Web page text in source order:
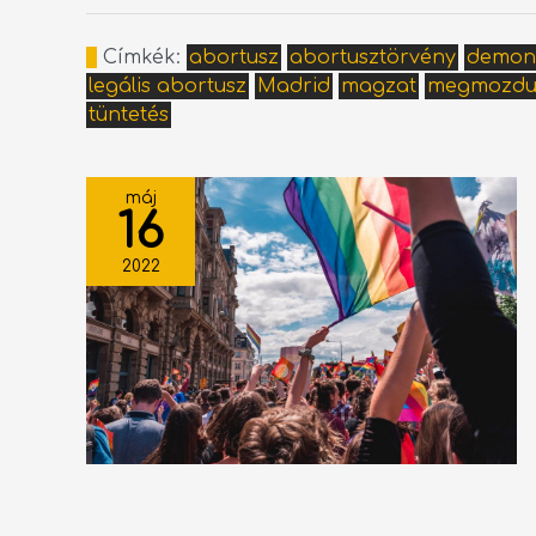
Címkék: abortusz abortusztörvény
legális abortusz
Madrid magzat
tüntetés
máj
16
2022